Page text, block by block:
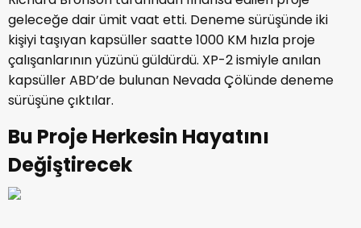
geleceğe dair ümit vaat etti. Deneme sürüşünde iki
kişiyi taşıyan kapsüller saatte 1000 KM hızla proje
çalışanlarının yüzünü güldürdü. XP-2 ismiyle anılan
kapsüller ABD’de bulunan Nevada Çölünde deneme
sürüşüne çıktılar.
Bu Proje Herkesin Hayatını
Değiştirecek